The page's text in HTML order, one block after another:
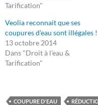
Tarification"
Veolia reconnait que ses
coupures d’eau sont illégales !
13 octobre 2014
Dans "Droit à l'eau &
Tarification"
COUPURE D'EAU